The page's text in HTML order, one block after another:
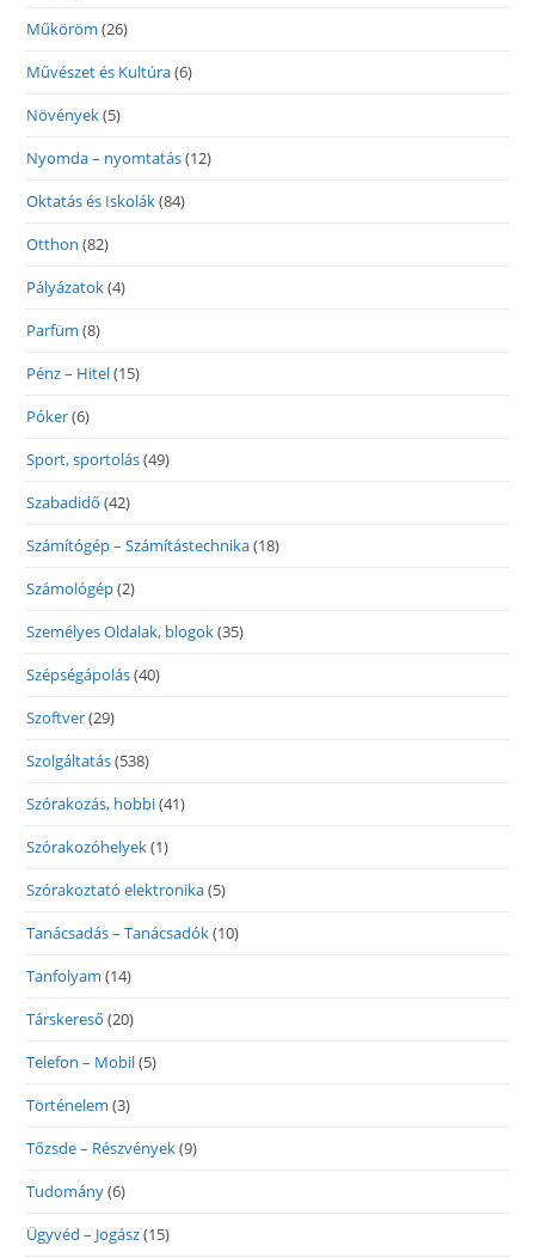
Műköröm (26)
Művészet és Kultúra(6)
Növények(5)
Nyomda – nyomtatás(12)
Oktatás és Iskolák(84)
Otthon (82)
Pályázatok(4)
Parfüm (8)
Pénz – Hitel(15)
Póker(6)
Sport, sportolás(49)
Szabadidő (42)
Számítógép – Számítástechnika(18)
Számológép(2)
Személyes Oldalak, blogok(35)
Szépségápolás(40)
Szoftver(29)
Szolgáltatás(538)
Szórakozás, hobbi(41)
Szórakozóhelyek(1)
Szórakoztató elektronika(5)
Tanácsadás – Tanácsadók(10)
Tanfolyam (14)
Társkereső (20)
Telefon – Mobil(5)
Történelem (3)
Tőzsde – Részvények(9)
Tudomány(6)
Ügyvéd – Jogász(15)